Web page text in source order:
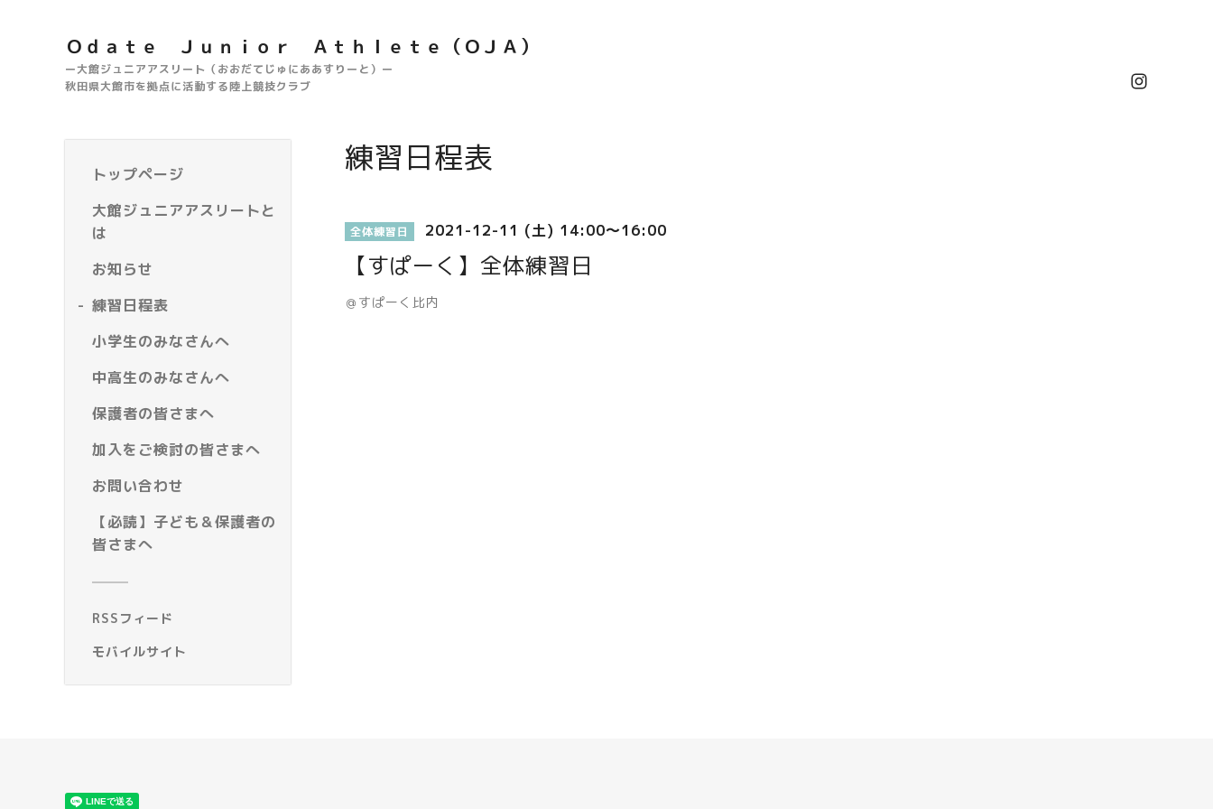
Ｏｄａｔｅ Ｊｕｎｉｏｒ Ａｔｈｌｅｔｅ（ＯＪＡ）
ー大館ジュニアアスリート（おおだてじゅにああすりーと）ー
秋田県大館市を拠点に活動する陸上競技クラブ
トップページ
大館ジュニアアスリートと
は
お知らせ
練習日程表
小学生のみなさんへ
中高生のみなさんへ
保護者の皆さまへ
加入をご検討の皆さまへ
お問い合わせ
【必読】子ども＆保護者の
皆さまへ
RSSフィード
モバイルサイト
練習日程表
全体練習日 2021-12-11 (土) 14:00～16:00
【すぱーく】全体練習日
＠すぱーく比内